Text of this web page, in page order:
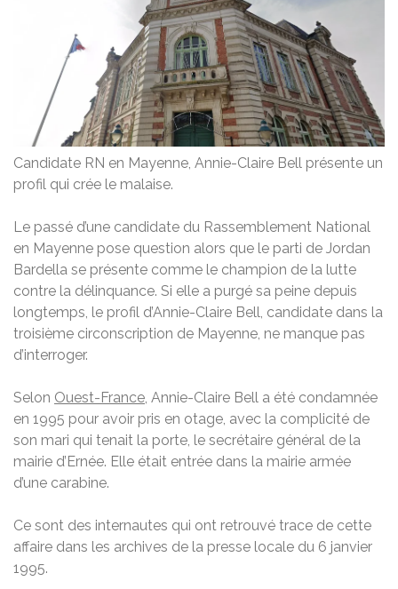
Candidate RN en Mayenne, Annie-Claire Bell présente un
profil qui crée le malaise.
Le passé d’une candidate du Rassemblement National
en Mayenne pose question alors que le parti de Jordan
Bardella se présente comme le champion de la lutte
contre la délinquance. Si elle a purgé sa peine depuis
longtemps, le profil d’Annie-Claire Bell, candidate dans la
troisième circonscription de Mayenne, ne manque pas
d’interroger.
Selon Ouest-France, Annie-Claire Bell a été condamnée
en 1995 pour avoir pris en otage, avec la complicité de
son mari qui tenait la porte, le secrétaire général de la
mairie d’Ernée. Elle était entrée dans la mairie armée
d’une carabine.
Ce sont des internautes qui ont retrouvé trace de cette
affaire dans les archives de la presse locale du 6 janvier
1995.